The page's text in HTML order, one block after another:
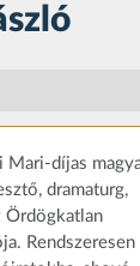
Mari-díjas
dramaturg,
Ördögkatlan
Rendszeresen